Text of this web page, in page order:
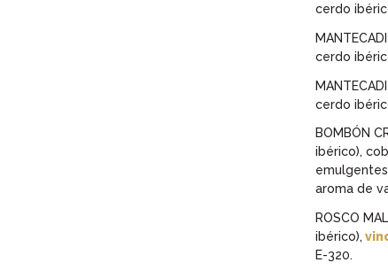
cerdo
cerdo
cerdo
BOMBÓN
ibérico),
aroma de
ROSCO
ibérico),
E-320.